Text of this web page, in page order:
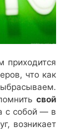
приходится
что как
свой
с собой — в
возникает